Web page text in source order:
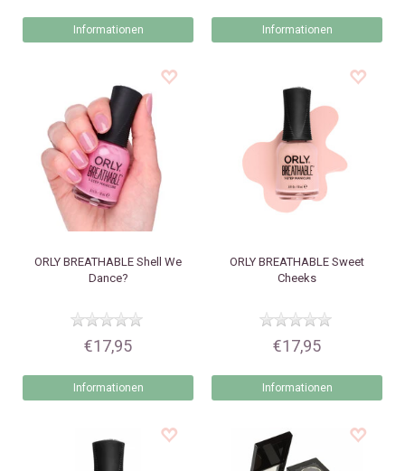
Informationen Informationen
ORLY BREATHABLE Shell We
Dance?
€17,95
Informationen
ORLY BREATHABLE Sweet
Cheeks
€17,95
Informationen